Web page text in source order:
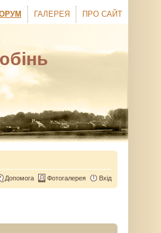
ПРО САЙТ
ГАЛЕРЕЯ
Допомога Фотогалерея Вхід